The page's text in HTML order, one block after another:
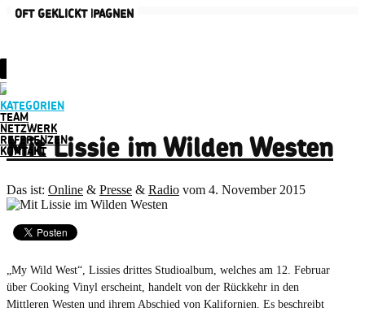
KATEGORIEN
TEAM
NETZWERK
REFERENZEN
KONTAKT
Mit Lissie im Wilden Westen
Das ist: Online & Presse & Radio vom 4. November 2015
„My Wild West“, Lissies drittes Studioalbum, welches am 12. Februar
über Cooking Vinyl erscheint, handelt von der Rückkehr in den
Mittleren Westen und ihrem Abschied von Kalifornien. Es beschreibt
AKTUELLE KAMPAGNEN
OFT GEKLICKT